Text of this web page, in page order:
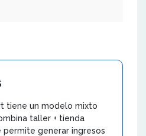
tiene un modelo mixto
taller + tienda
permite generar ingresos